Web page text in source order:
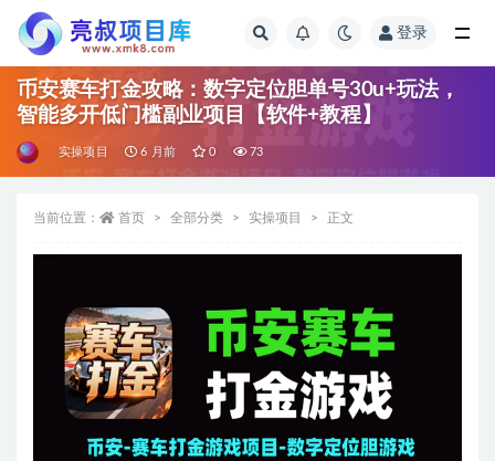
登录
币安赛车打金攻略：数字定位胆单号30u+玩法，
智能多开低门槛副业项目【软件+教程】
实操项目 6 月前 0 73
当前位置： 首页 全部分类 实操项目 正文